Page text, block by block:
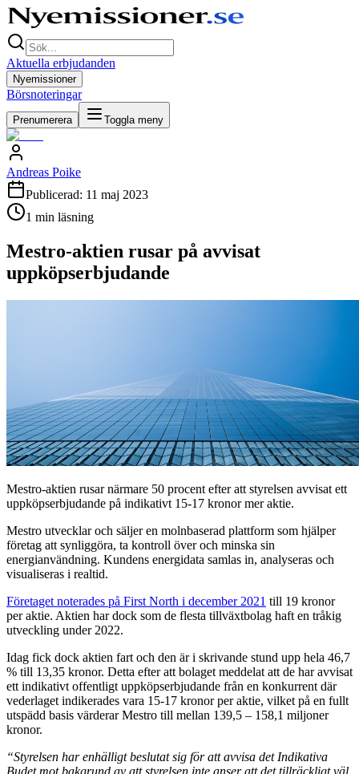
Aktuella erbjudanden
Nyemissioner
Börsnoteringar
Prenumerera Toggla meny
Andreas Poike
Publicerad: 11 maj 2023
1 min läsning
Mestro-aktien rusar på avvisat
uppköpserbjudande
Mestro-aktien rusar närmare 50 procent efter att styrelsen avvisat ett
uppköpserbjudande på indikativt 15-17 kronor mer aktie.
Mestro utvecklar och säljer en molnbaserad plattform som hjälper
företag att synliggöra, ta kontroll över och minska sin
energianvändning. Kundens energidata samlas in, analyseras och
visualiseras i realtid.
Företaget noterades på First North i december 2021 till 19 kronor
per aktie. Aktien har dock som de flesta tillväxtbolag haft en tråkig
utveckling under 2022.
Idag fick dock aktien fart och den är i skrivande stund upp hela 46,7
% till 13,35 kronor. Detta efter att bolaget meddelat att de har avvisat
ett indikativt offentligt uppköpserbjudande från en konkurrent där
vederlaget indikerades vara 15-17 kronor per aktie, vilket på en fullt
utspädd basis värderar Mestro till mellan 139,5 – 158,1 miljoner
kronor.
“Styrelsen har enhälligt beslutat sig för att avvisa det Indikativa
Budet mot bakgrund av att styrelsen inte anser att det tillräckligt väl